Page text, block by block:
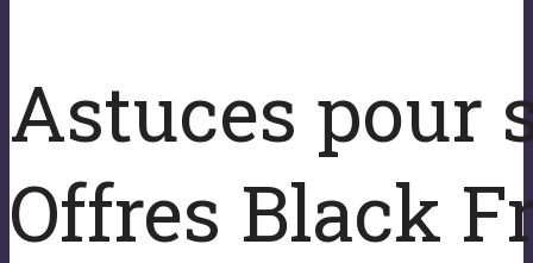
Astuces pour
Offres Black